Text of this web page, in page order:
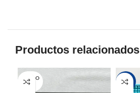
Productos relacionados
SOLD O
UT
-20%